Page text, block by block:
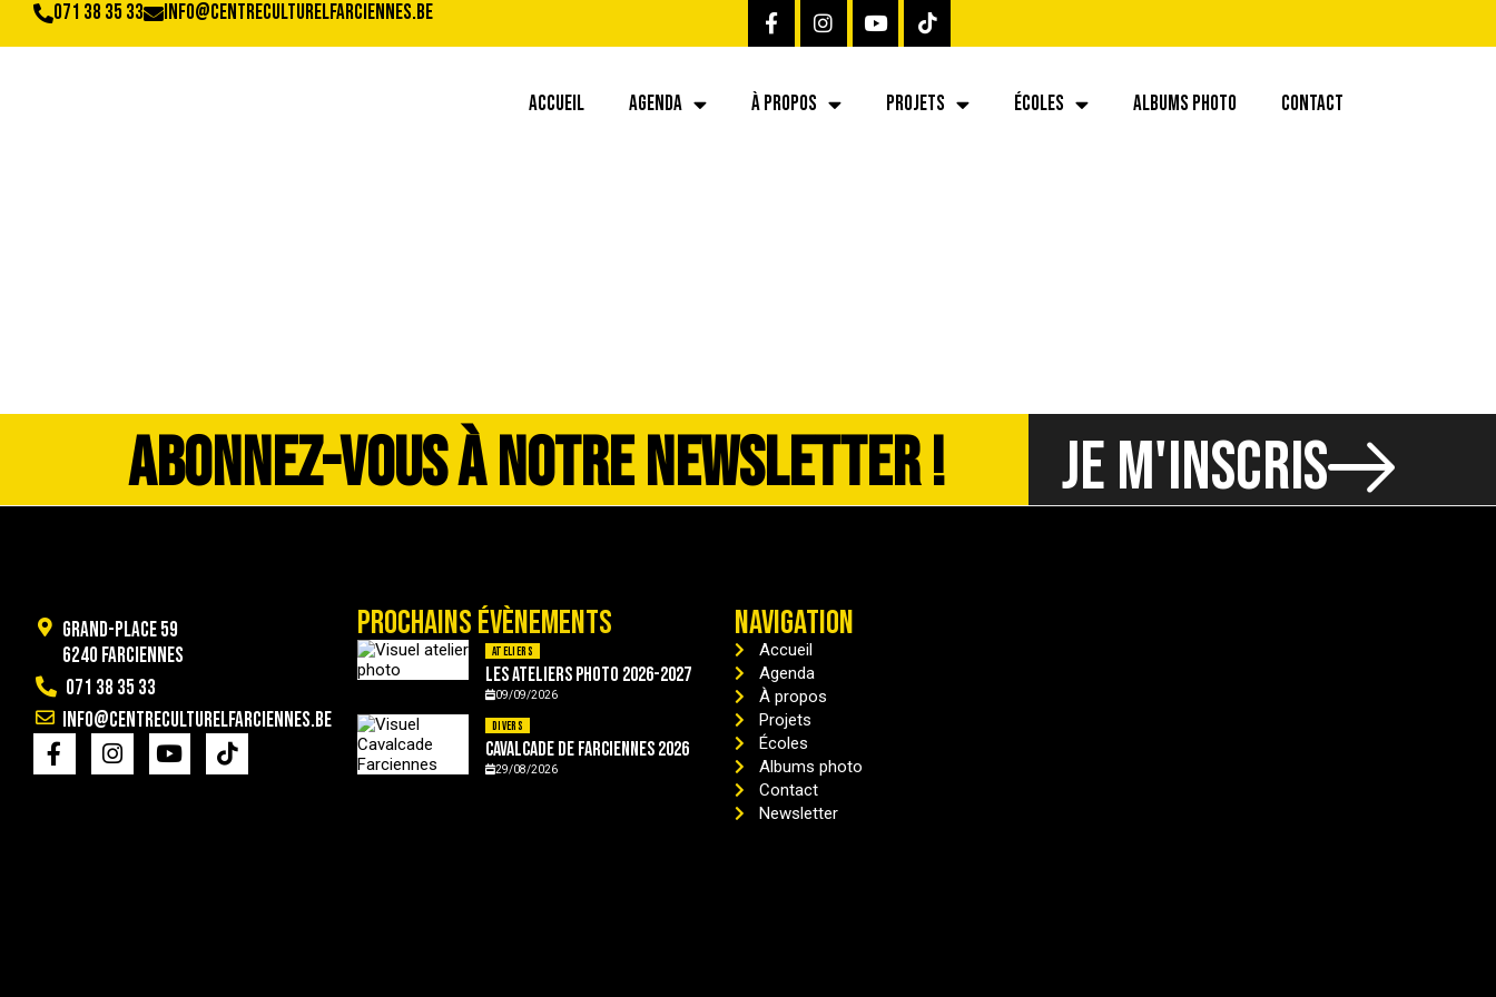
071 38 35 33 info@centreculturelfarciennes.be
ACCUEIL AGENDA À PROPOS PROJETS ÉCOLES ALBUMS PHOTO CONTACT
ABONNEZ-VOUS À NOTRE NEWSLETTER ! JE M'INSCRIS
Grand-Place 59
6240 Farciennes
071 38 35 33
info@centreculturelfarciennes.be
PROCHAINS ÉVÈNEMENTS
Ateliers
Les ateliers photo 2026-2027
09/09/2026
Divers
Cavalcade de Farciennes 2026
29/08/2026
NAVIGATION
Accueil
Agenda
À propos
Projets
Écoles
Albums photo
Contact
Newsletter